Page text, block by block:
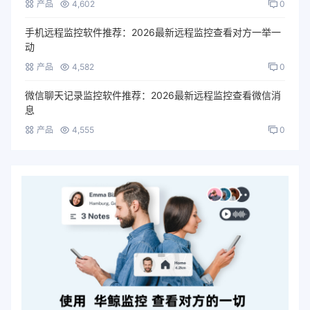
产品 4,602 0
手机远程监控软件推荐：2026最新远程监控查看对方一举一
动
产品 4,582 0
微信聊天记录监控软件推荐：2026最新远程监控查看微信消
息
产品 4,555 0